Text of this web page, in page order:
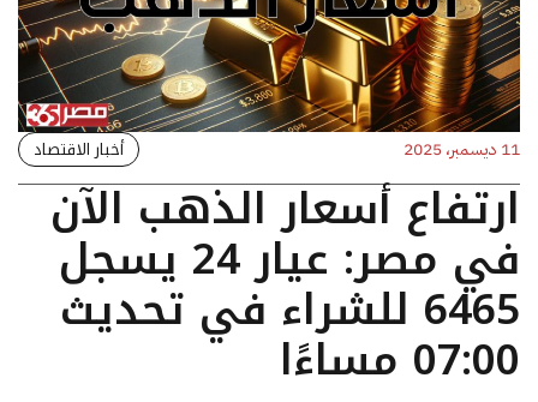
11 ديسمبر، 2025 أخبار الاقتصاد
ارتفاع أسعار الذهب الآن
في مصر: عيار 24 يسجل
6465 للشراء في تحديث
07:00 مساءًا